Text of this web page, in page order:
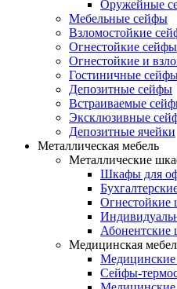
Оружейные
Мебельные сейфы
Взломостойкие
Огнестойкие сейфы
Огнестойкие и
Гостиничные
Депозитные сейфы
Встраиваемые
Эксклюзивные
Депозитные ячейки
Металлическая мебель
Металлические
Шкафы для
Медицинская
Медицинские
Сейфы-